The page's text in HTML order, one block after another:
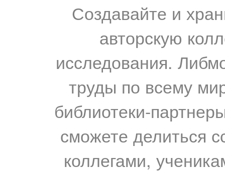
Создавайте и
авторскую
исследования.
труды по всему
библиотеки-
сможете делиться
коллегами,